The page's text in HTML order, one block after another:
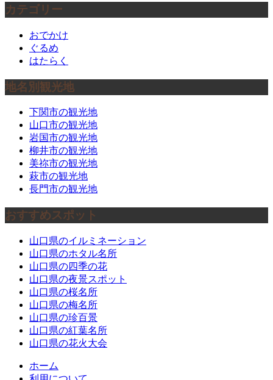
カテゴリー
おでかけ
ぐるめ
はたらく
地名別観光地
下関市の観光地
山口市の観光地
岩国市の観光地
柳井市の観光地
美祢市の観光地
萩市の観光地
長門市の観光地
おすすめスポット
山口県のイルミネーション
山口県のホタル名所
山口県の四季の花
山口県の夜景スポット
山口県の桜名所
山口県の梅名所
山口県の珍百景
山口県の紅葉名所
山口県の花火大会
ホーム